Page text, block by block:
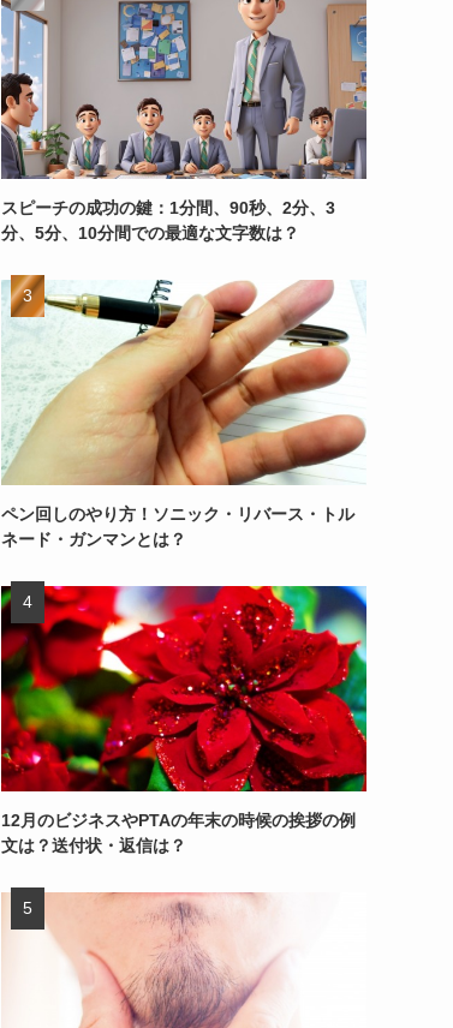
スピーチの成功の鍵：1分間、90秒、2分、3
分、5分、10分間での最適な文字数は？
ペン回しのやり方！ソニック・リバース・トル
ネード・ガンマンとは？
12月のビジネスやPTAの年末の時候の挨拶の例
文は？送付状・返信は？